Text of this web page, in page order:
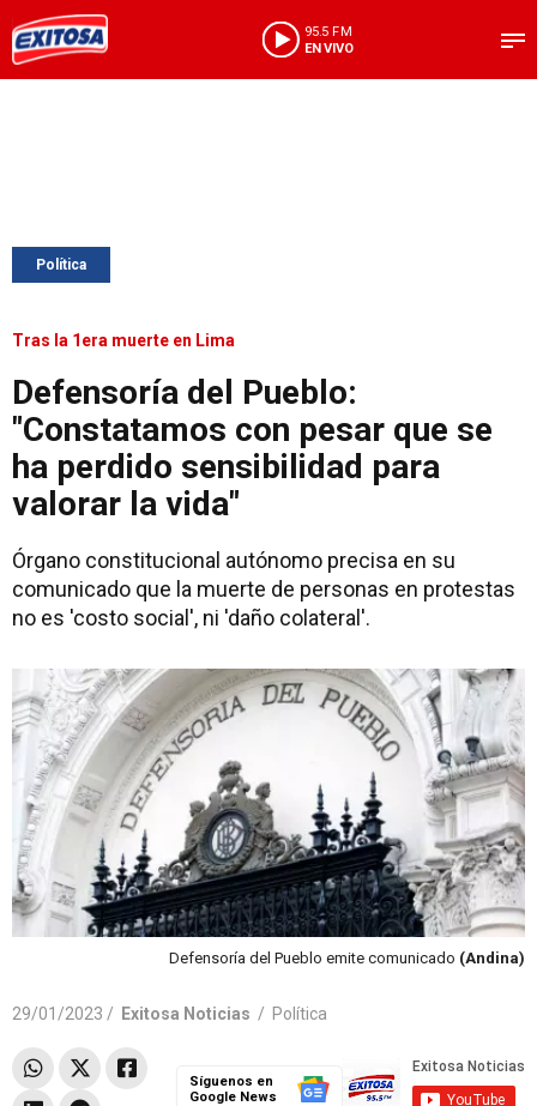
95.5 FM
EN VIVO
Política
Tras la 1era muerte en Lima
Defensoría del Pueblo:
"Constatamos con pesar que se
ha perdido sensibilidad para
valorar la vida"
Órgano constitucional autónomo precisa en su
comunicado que la muerte de personas en protestas
no es 'costo social', ni 'daño colateral'.
Defensoría del Pueblo emite comunicado (Andina)
29/01/2023 / Exitosa Noticias / Política
Síguenos en
Google News